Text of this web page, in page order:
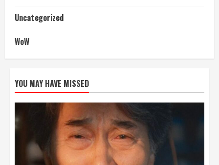
Uncategorized
WoW
YOU MAY HAVE MISSED